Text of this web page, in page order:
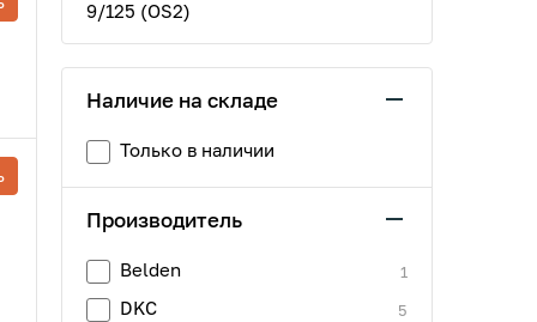
9/125 (OS2)
Наличие на складе
Только в наличии
Производитель
Belden 1
DKC 5